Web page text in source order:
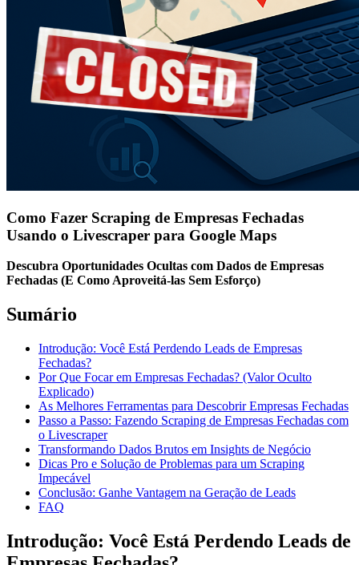
Como Fazer Scraping de Empresas Fechadas
Usando o Livescraper para Google Maps
Descubra Oportunidades Ocultas com Dados de Empresas
Fechadas (E Como Aproveitá-las Sem Esforço)
Sumário
Introdução: Você Está Perdendo Leads de Empresas
Fechadas?
Por Que Focar em Empresas Fechadas? (Valor Oculto
Explicado)
As Melhores Ferramentas para Descobrir Empresas Fechadas
Passo a Passo: Fazendo Scraping de Empresas Fechadas com
o Livescraper
Transformando Dados Brutos em Insights de Negócio
Dicas Pro e Solução de Problemas para um Scraping
Impecável
Conclusão: Ganhe Vantagem na Geração de Leads
FAQ
Introdução: Você Está Perdendo Leads de